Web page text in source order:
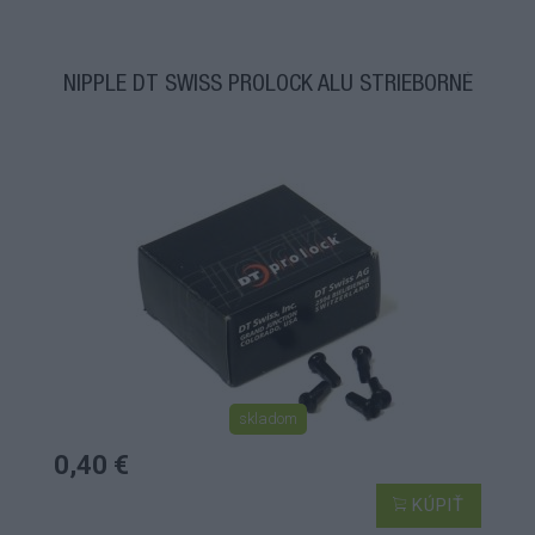
NIPPLE DT SWISS PROLOCK ALU STRIEBORNÉ
skladom
0,40 €
KÚPIŤ